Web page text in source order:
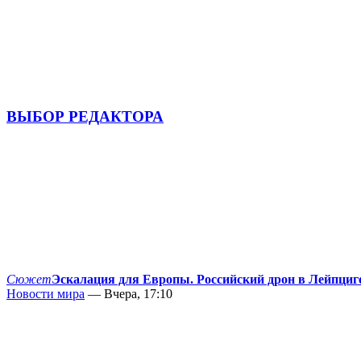
ВЫБОР РЕДАКТОРА
СюжетЭскалация для Европы. Российский дрон в
Новости мира — Вчера, 17:10